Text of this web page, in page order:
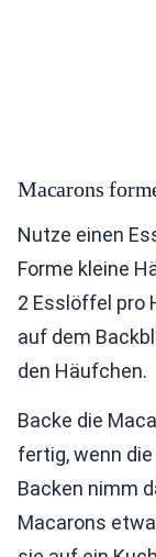
Macarons
Nutze einen
Forme kleine
2 Esslöffel pro
auf dem
den Häufchen.
Backe die
fertig, wenn
Backen nimm
Macarons